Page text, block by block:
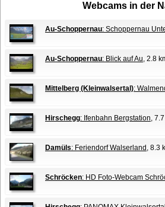
Webcams in der
Au-Schoppernau: Schoppernau
Au-Schoppernau: Blick auf Au, 2.8
Mittelberg (Kleinwalsertal):
Hirschegg: Ifenbahn Bergstation,
Damüls: Feriendorf Walserland , 8.3
Schröcken: HD Foto-Webcam